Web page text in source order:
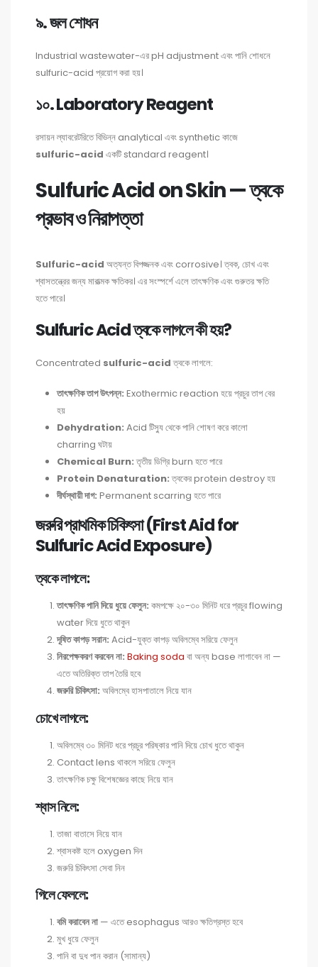
৯. জল শোধন
Industrial wastewater-এর pH adjustment এবং পানি শোধনে
sulfuric-acid প্রয়োগ করা হয়।
১০. Laboratory Reagent
রসায়ন ল্যাবরেটরিতে বিভিন্ন analytical এবং synthetic কাজে
sulfuric-acid একটি standard reagent।
Sulfuric Acid on Skin — ত্বকে
প্রভাব ও নিরাপত্তা
Sulfuric-acid অত্যন্ত বিপজ্জনক এবং corrosive। ত্বক, চোখ এবং
শ্বাসতন্ত্রের জন্য মারাত্মক ক্ষতিকর। এর সংস্পর্শে এলে তাৎক্ষণিক এবং গুরুতর ক্ষতি
হতে পারে।
Sulfuric Acid ত্বকে লাগলে কী হয়?
Concentrated sulfuric-acid ত্বকে লাগলে:
তাৎক্ষণিক তাপ উৎপন্ন: Exothermic reaction হয়ে প্রচুর তাপ বের
হয়
Dehydration: Acid টিস্যু থেকে পানি শোষণ করে কালো
charring ঘটায়
Chemical Burn: তৃতীয় ডিগ্রি burn হতে পারে
Protein Denaturation: ত্বকের protein destroy হয়
দীর্ঘস্থায়ী দাগ: Permanent scarring হতে পারে
জরুরি প্রাথমিক চিকিৎসা (First Aid for
Sulfuric Acid Exposure)
ত্বকে লাগলে:
তাৎক্ষণিক পানি দিয়ে ধুয়ে ফেলুন: কমপক্ষে ২০-৩০ মিনিট ধরে প্রচুর flowing
water দিয়ে ধুতে থাকুন
দূষিত কাপড় সরান: Acid-যুক্ত কাপড় অবিলম্বে সরিয়ে ফেলুন
নিরপেক্ষকরণ করবেন না: Baking soda বা অন্য base লাগাবেন না —
এতে অতিরিক্ত তাপ তৈরি হবে
জরুরি চিকিৎসা: অবিলম্বে হাসপাতালে নিয়ে যান
চোখে লাগলে:
অবিলম্বে ৩০ মিনিট ধরে প্রচুর পরিষ্কার পানি দিয়ে চোখ ধুতে থাকুন
Contact lens থাকলে সরিয়ে ফেলুন
তাৎক্ষণিক চক্ষু বিশেষজ্ঞের কাছে নিয়ে যান
শ্বাস নিলে:
তাজা বাতাসে নিয়ে যান
শ্বাসকষ্ট হলে oxygen দিন
জরুরি চিকিৎসা সেবা নিন
গিলে ফেললে:
বমি করাবেন না— এতে esophagus আরও ক্ষতিগ্রস্ত হবে
মুখ ধুয়ে ফেলুন
পানি বা দুধ পান করান (সামান্য)